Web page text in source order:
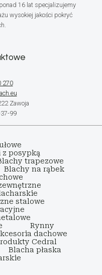
16 lat specjalizujemy
wysokiej jakości pokryć
270
Zawoja
99
posypką
trapezowe
Blachy na rąbek
stalowe
Rynny
dachowe
Cedral
Blacha płaska